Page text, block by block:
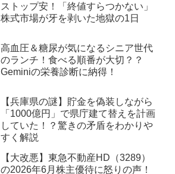
ストップ安！「終値すらつかない」
株式市場が牙を剥いた地獄の1日
高血圧＆糖尿が気になるシニア世代
のランチ！食べる順番が大切？？
Geminiの栄養診断に納得！
【兵庫県の謎】貯金を偽装しながら
「1000億円」で県庁建て替えを計画
していた！？驚きの矛盾をわかりや
すく解説
【大改悪】東急不動産HD（3289）
の2026年6月株主優待に怒りの声！